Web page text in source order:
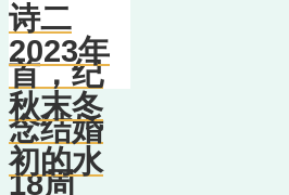
诗二
首，纪
念结婚
18周
2023年
秋末冬
初的水